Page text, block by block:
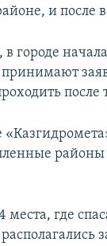
и после
городе
после
районы
места, где